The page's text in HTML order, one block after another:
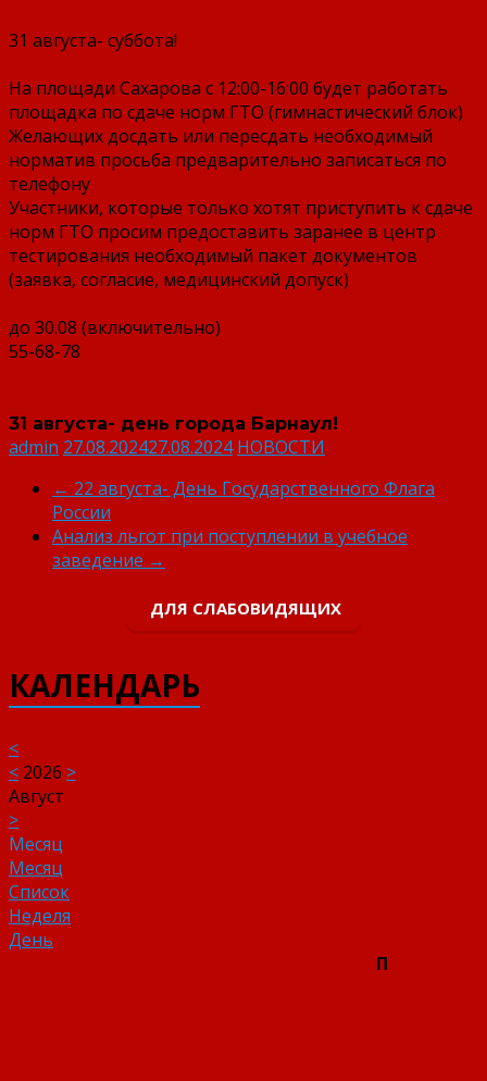
31 августа- суббота!
На площади Сахарова с 12:00-16:00 будет работать
площадка по сдаче норм ГТО (гимнастический блок)
Желающих досдать или пересдать необходимый
норматив просьба предварительно записаться по
телефону
Участники, которые только хотят приступить к сдаче
норм ГТО просим предоставить заранее в центр
тестирования необходимый пакет документов
(заявка, согласие, медицинский допуск)
до 30.08 (включительно)
55-68-78
31 августа- день города Барнаул!
admin 27.08.202427.08.2024 НОВОСТИ
← 22 августа- День Государственного Флага
России
Анализ льгот при поступлении в учебное
заведение →
ДЛЯ СЛАБОВИДЯЩИХ
КАЛЕНДАРЬ
<
< 2026 >
Август
>
Месяц
Месяц
Список
Неделя
День
П